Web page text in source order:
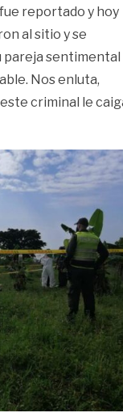
reportado y hoy
al sitio y se
pareja sentimental
Nos enluta,
criminal le